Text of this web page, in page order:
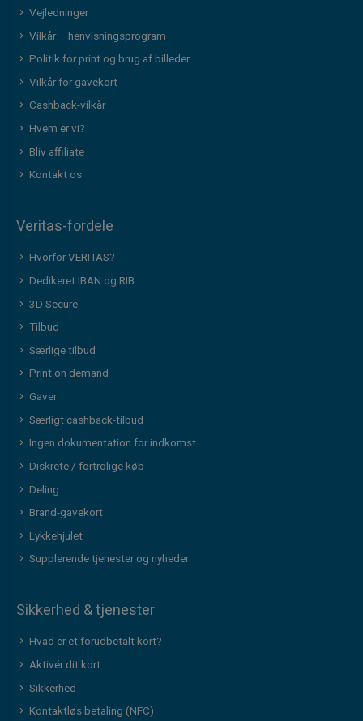
Vejledninger
Vilkår – henvisningsprogram
Politik for print og brug af billeder
Vilkår for gavekort
Cashback-vilkår
Hvem er vi?
Bliv affiliate
Kontakt os
Veritas-fordele
Hvorfor VERITAS?
Dedikeret IBAN og RIB
3D Secure
Tilbud
Særlige tilbud
Print on demand
Gaver
Særligt cashback-tilbud
Ingen dokumentation for indkomst
Diskrete / fortrolige køb
Deling
Brand-gavekort
Lykkehjulet
Supplerende tjenester og nyheder
Sikkerhed & tjenester
Hvad er et forudbetalt kort?
Aktivér dit kort
Sikkerhed
Kontaktløs betaling (NFC)